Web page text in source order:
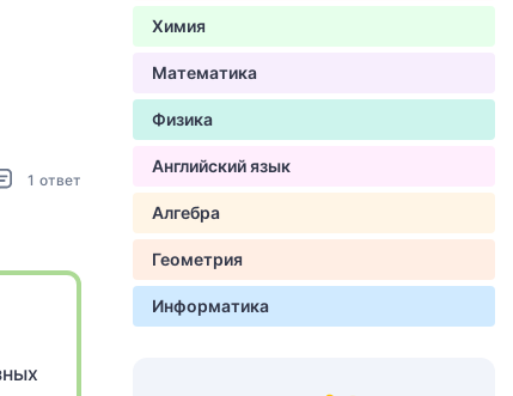
1 ответ
Химия
Математика
Физика
Английский язык
Алгебра
Геометрия
Информатика